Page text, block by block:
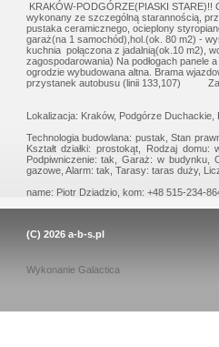
KRAKÓW-PODGÓRZE(PIASKI
wykonany ze szczególną starannością,
pustaka ceramicznego, ocieplony
garaż(na 1 samochód),hol.(ok. 80 m2) -
kuchnia połączona z jadalnią(ok.10 m2),
zagospodarowania) Na podłogach panele
ogrodzie wybudowana altna. Brama
przystanek autobusu (linii 133,107)
Lokalizacja: Kraków, Podgórze Duchackie,
Technologia budowlana: pustak, Stan
Kształt działki: prostokąt, Rodzaj
Podpiwniczenie: tak, Garaż: w budynku,
gazowe, Alarm: tak, Tarasy: taras duży,
name: Piotr Dziadzio, kom: +48 515-234-
(C) 2026 a-b-s.pl
Wykonanie Galactica